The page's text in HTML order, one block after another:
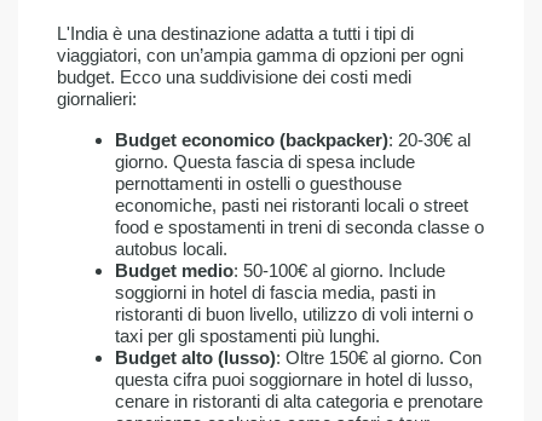
L'India è una destinazione adatta a tutti i tipi di
viaggiatori, con un’ampia gamma di opzioni per ogni
budget. Ecco una suddivisione dei costi medi
giornalieri:
Budget economico (backpacker): 20-30€ al
giorno. Questa fascia di spesa include
pernottamenti in ostelli o guesthouse
economiche, pasti nei ristoranti locali o street
food e spostamenti in treni di seconda classe o
autobus locali.
Budget medio: 50-100€ al giorno. Include
soggiorni in hotel di fascia media, pasti in
ristoranti di buon livello, utilizzo di voli interni o
taxi per gli spostamenti più lunghi.
Budget alto (lusso): Oltre 150€ al giorno. Con
questa cifra puoi soggiornare in hotel di lusso,
cenare in ristoranti di alta categoria e prenotare